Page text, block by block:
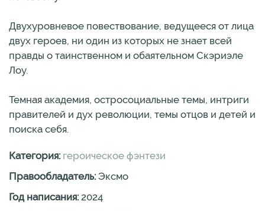
Двухуровневое повествование, ведущееся от лица
двух героев, ни один из которых не знает всей
правды о таинственном и обаятельном Скэриэле
Лоу.
Темная академия, остросоциальные темы, интриги
правителей и дух революции, темы отцов и детей и
поиска себя.
Категория: героическое фэнтези
Правообладатель: Эксмо
Год написания: 2024